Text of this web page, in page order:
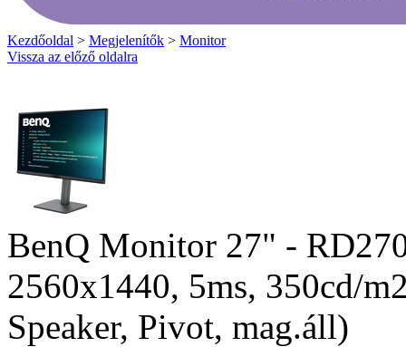
Kezdőoldal > Megjelenítők > Monitor
Vissza az előző oldalra
BenQ Monitor 27" -
2560x1440, 5ms, 350cd/
Speaker, Pivot, mag.áll)